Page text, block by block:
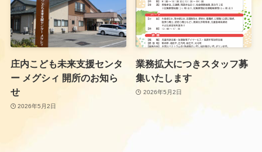
庄内こども未来支援センタ
ー メグシィ 開所のお知ら
せ
2026年5月2日
業務拡大につきスタッフ募
集いたします
2026年5月2日